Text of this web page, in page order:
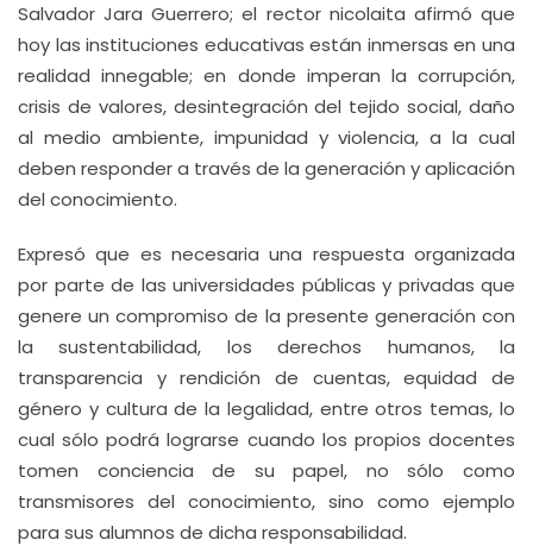
Salvador Jara Guerrero; el rector nicolaita afirmó que
hoy las instituciones educativas están inmersas en una
realidad innegable; en donde imperan la corrupción,
crisis de valores, desintegración del tejido social, daño
al medio ambiente, impunidad y violencia, a la cual
deben responder a través de la generación y aplicación
del conocimiento.
Expresó que es necesaria una respuesta organizada
por parte de las universidades públicas y privadas que
genere un compromiso de la presente generación con
la sustentabilidad, los derechos humanos, la
transparencia y rendición de cuentas, equidad de
género y cultura de la legalidad, entre otros temas, lo
cual sólo podrá lograrse cuando los propios docentes
tomen conciencia de su papel, no sólo como
transmisores del conocimiento, sino como ejemplo
para sus alumnos de dicha responsabilidad.